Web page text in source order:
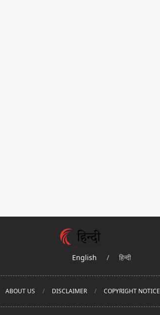
English / हिन्दी
ABOUT US DISCLAIMER COPYRIGHT NOTICE